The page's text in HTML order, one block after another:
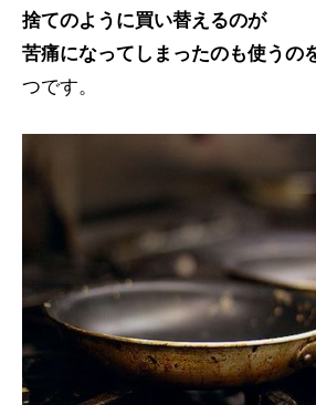
捨てのように買い替えるのが
苦痛になってしまったのも使うの
つです。